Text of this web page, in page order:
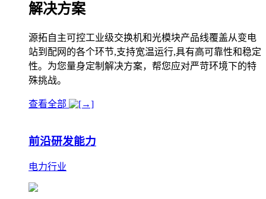
解决方案
源拓自主可控工业级交换机和光模块产品线覆盖从变电
站到配网的各个环节,支持宽温运行,具有高可靠性和稳定
性。为您量身定制解决方案，帮您应对严苛环境下的特
殊挑战。
查看全部
前沿研发能力
电力行业